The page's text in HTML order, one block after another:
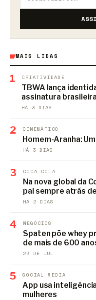
MAIS LIDAS
1 CRIATIVIDADE
TBWA lança
assinatura brasileira
HÁ 3 DIAS
2 CINEMÁTICO
Homem-Aranha:
HÁ 3 DIAS
3 COCA-COLA
Na nova global da
pai sempre atrás
HÁ 2 DIAS
4 NEGÓCIOS
Spaten põe whey
de mais de 600
23 DE JUL
5 SOCIAL MEDIA
App usa
mulheres